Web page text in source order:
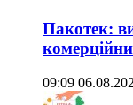
Пакотек:
09:09